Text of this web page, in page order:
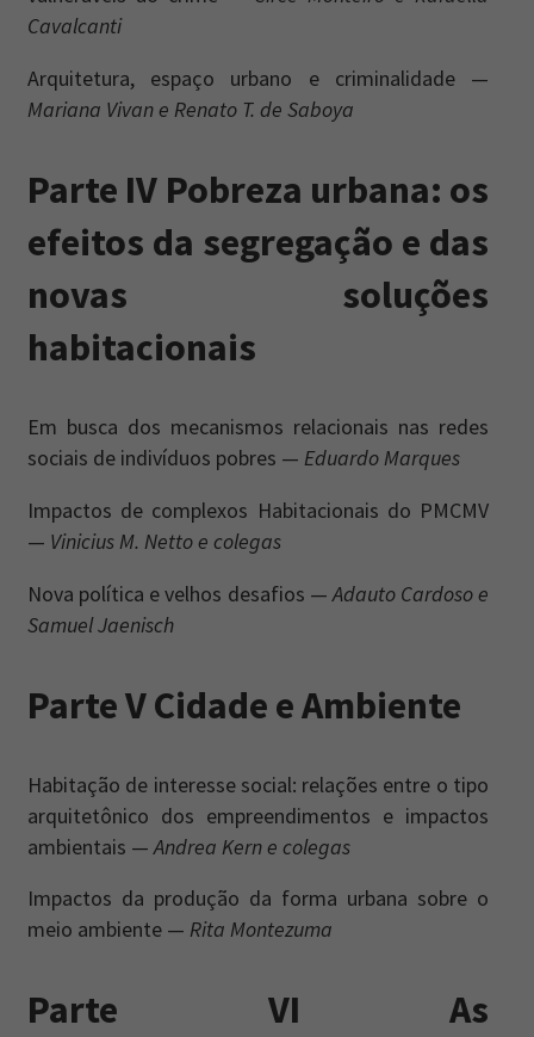
Cavalcanti
Arquitetura, espaço urbano e criminalidade —
Mariana Vivan e Renato T. de Saboya
Parte IV Pobreza urbana: os
efeitos da segregação e das
novas soluções
habitacionais
Em busca dos mecanismos relacionais nas redes
sociais de indivíduos pobres — Eduardo Marques
Impactos de complexos Habitacionais do PMCMV
— Vinicius M. Netto e colegas
Nova política e velhos desafios — Adauto Cardoso e
Samuel Jaenisch
Parte V Cidade e Ambiente
Habitação de interesse social: relações entre o tipo
arquitetônico dos empreendimentos e impactos
ambientais — Andrea Kern e colegas
Impactos da produção da forma urbana sobre o
meio ambiente — Rita Montezuma
Parte VI As